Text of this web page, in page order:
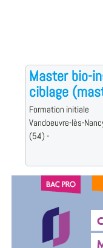
Master bio-
ciblage
Formation initiale
Vandoeuvre-lès-
(54) -